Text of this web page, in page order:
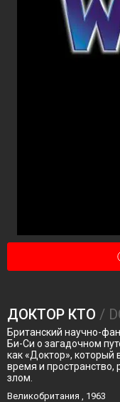
ДОКТОР КТО /
Британский научно-
Би-Си о загадочном
как «Доктор», который
время и
злом.
Великобритания , 1963